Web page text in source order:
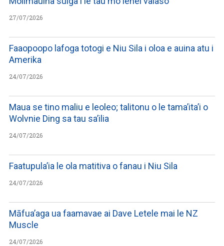
27/07/2026
Faaopoopo lafoga totogi e Niu Sila i oloa e auina atu i
Amerika
24/07/2026
Maua se tino maliu e leoleo; talitonu o le tama’ita’i o
Wolvnie Ding sa tau sa’ilia
24/07/2026
Faatupula’ia le ola matitiva o fanau i Niu Sila
24/07/2026
Māfua’aga ua faamavae ai Dave Letele mai le NZ
Muscle
24/07/2026